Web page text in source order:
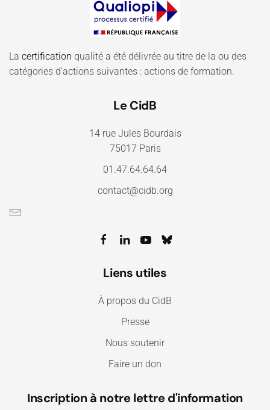
La certification qualité a été délivrée au titre de la ou des
catégories d'actions suivantes : actions de formation.
Le CidB
14 rue Jules Bourdais
75017 Paris
01.47.64.64.64
contact@cidb.org
Liens utiles
À propos du CidB
Presse
Nous soutenir
Faire un don
Inscription à notre lettre d'information